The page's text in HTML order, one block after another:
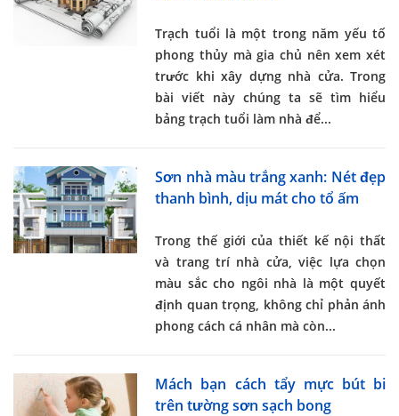
Trạch tuổi là một trong năm yếu tố
phong thủy mà gia chủ nên xem xét
trước khi xây dựng nhà cửa. Trong
bài viết này chúng ta sẽ tìm hiểu
bảng trạch tuổi làm nhà để...
Sơn nhà màu trắng xanh: Nét đẹp
thanh bình, dịu mát cho tổ ấm
Trong thế giới của thiết kế nội thất
và trang trí nhà cửa, việc lựa chọn
màu sắc cho ngôi nhà là một quyết
định quan trọng, không chỉ phản ánh
phong cách cá nhân mà còn...
Mách bạn cách tẩy mực bút bi
trên tường sơn sạch bong